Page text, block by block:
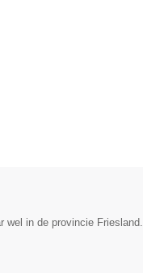
wel in de provincie Friesland.